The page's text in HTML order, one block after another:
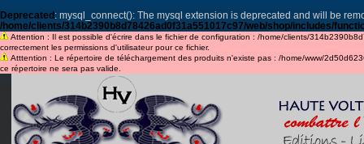
Deprecated : mysql_connect(): The mysql extension is deprecated and will be
/home/clients/314b2390b8d78426ad0f31a551017c97/web/shop/includes/
Attention : Il est possible d'écrire dans le fichier de configuration : /home/clients/
correctement les permissions d'utilisateur pour ce fichier.
Atttention : Le répertoire de téléchargement des produits n'existe pas : /home/www/
ce répertoire ne sera pas valide.